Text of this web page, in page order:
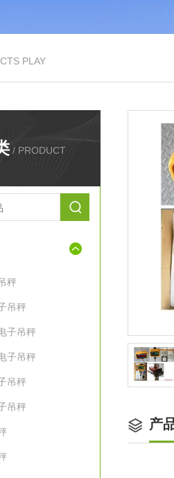
PLAY
/ PRODUCT
秤
吊秤
子吊秤
子吊秤
吊秤
吊秤
产